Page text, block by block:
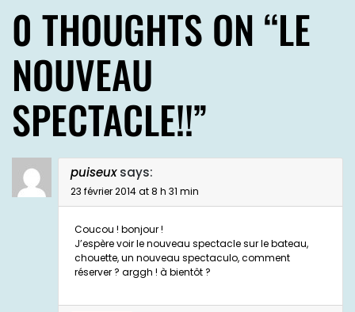
0 THOUGHTS ON “LE
NOUVEAU
SPECTACLE!!”
puiseux says:
23 février 2014 at 8 h 31 min
Coucou ! bonjour !
J’espère voir le nouveau spectacle sur le bateau,
chouette, un nouveau spectaculo, comment
réserver ? arggh ! à bientôt ?